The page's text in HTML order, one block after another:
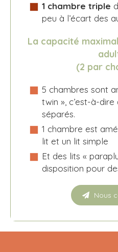
1 chambre triple
peu à l’écart des
La capacité
(2 par
5 chambres sont
twin », c’est-à-
séparés.
1 chambre est
lit et un lit simple
Et des lits «
disposition pour
Nous